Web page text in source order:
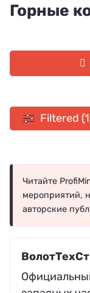
Горные
Filtered
Читайте
мероприятий,
авторские